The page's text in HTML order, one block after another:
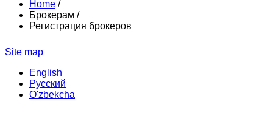
Home /
Брокерам /
Регистрация брокеров
Site map
English
Русский
O'zbekcha